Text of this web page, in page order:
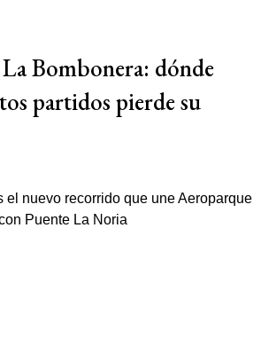
La Bombonera: dónde
partidos pierde su